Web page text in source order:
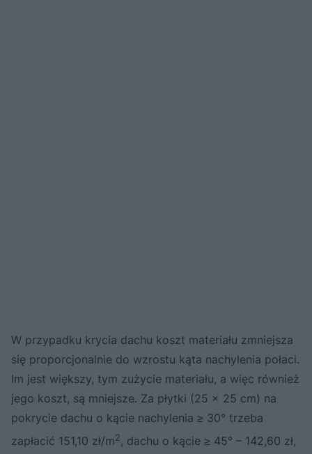
W przypadku krycia dachu koszt materiału zmniejsza
się proporcjonalnie do wzrostu kąta nachylenia połaci.
Im jest większy, tym zużycie materiału, a więc również
jego koszt, są mniejsze. Za płytki (25 x 25 cm) na
pokrycie dachu o kącie nachylenia ≥ 30° trzeba
zapłacić 151,10 zł/m2, dachu o kącie ≥ 45° – 142,60 zł,